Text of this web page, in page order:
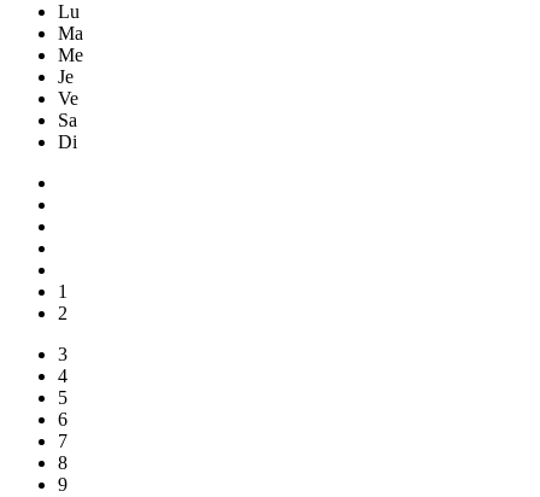
Lu
Ma
Me
Je
Ve
Sa
Di
1
2
3
4
5
6
7
8
9